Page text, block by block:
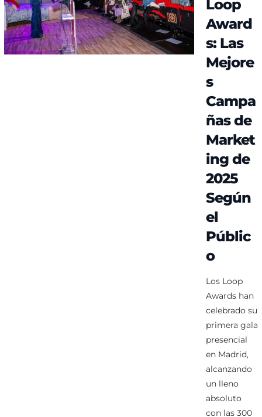
Loop
Award
s: Las
Mejore
s
Campa
ñas de
Market
ing de
2025
Según
el
Públic
o
Los Loop
Awards han
celebrado su
primera gala
presencial
en Madrid,
alcanzando
un lleno
absoluto
con las 300